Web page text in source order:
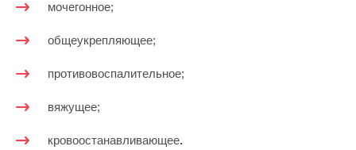
мочегонное;
общеукрепляющее;
противовоспалительное;
вяжущее;
кровоостанавливающее.